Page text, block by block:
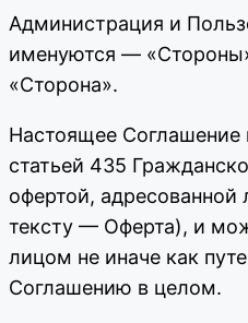
Администрация и
именуются —
«Сторона».
Настоящее Соглашение
статьей 435
офертой,
тексту — Оферта), и
лицом не иначе как
Соглашению в целом.